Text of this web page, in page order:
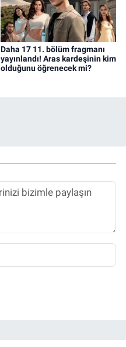
Daha 17 11. bölüm fragmanı
yayınlandı! Aras kardeşinin kim
olduğunu öğrenecek mi?